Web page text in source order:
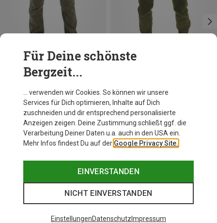
+3
Herren Sahel Hose
S M L XL
Nograd
Herren Resistant Hose
108,95 €
Für Deine schönste
Bergzeit...
… verwenden wir Cookies. So können wir unsere
Services für Dich optimieren, Inhalte auf Dich
zuschneiden und dir entsprechend personalisierte
Anzeigen zeigen. Deine Zustimmung schließt ggf. die
Verarbeitung Deiner Daten u.a. auch in den USA ein.
Mehr Infos findest Du auf der Google Privacy Site.
EINVERSTANDEN
NICHT EINVERSTANDEN
EinstellungenDatenschutz Impressum